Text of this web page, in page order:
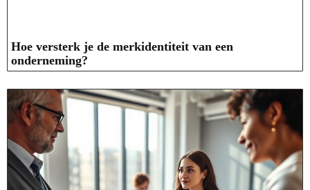
Hoe versterk je de merkidentiteit van een
onderneming?